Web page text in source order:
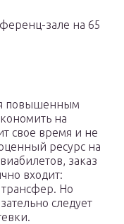
зале на 65
повышенным
на
свое время и не
ресурс на
заказ
входит:
Но
следует